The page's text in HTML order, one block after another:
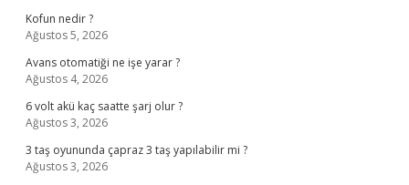
Kofun nedir ?
Ağustos 5, 2026
Avans otomatiği ne işe yarar ?
Ağustos 4, 2026
6 volt akü kaç saatte şarj olur ?
Ağustos 3, 2026
3 taş oyununda çapraz 3 taş yapılabilir mi ?
Ağustos 3, 2026